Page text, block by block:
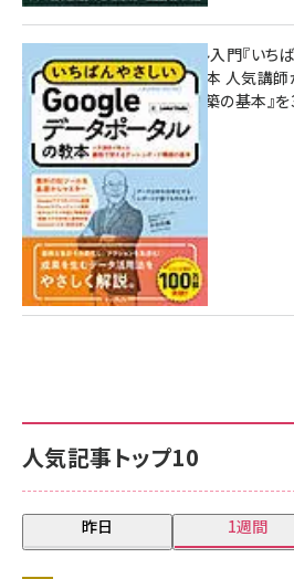
人気記事トップ10
昨日 1週間
無料BIツール入門『いち
ポータルの教本 人気講師
シュボード構築の基本』
7月31日 10:00